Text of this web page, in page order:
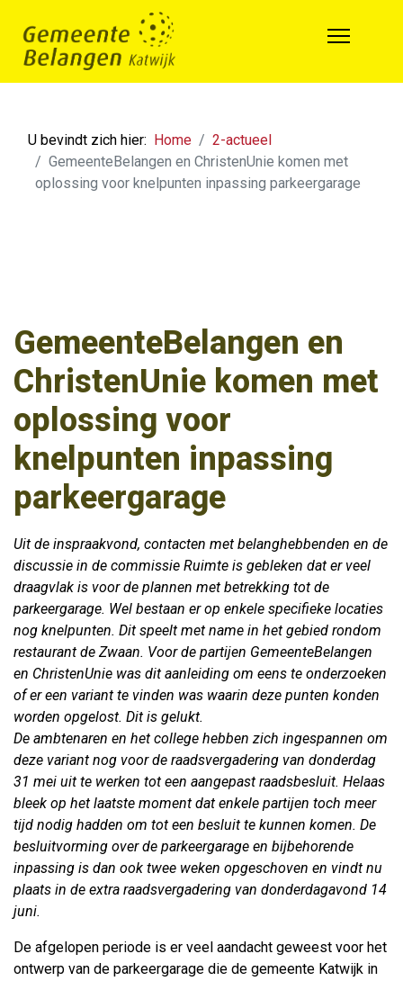
U bevindt zich hier: Home
2-actueel
GemeenteBelangen en ChristenUnie komen met
oplossing voor knelpunten inpassing parkeergarage
GemeenteBelangen en
ChristenUnie komen met
oplossing voor
knelpunten inpassing
parkeergarage
Uit de inspraakvond, contacten met belanghebbenden en de
discussie in de commissie Ruimte is gebleken dat er veel
draagvlak is voor de plannen met betrekking tot de
parkeergarage. Wel bestaan er op enkele specifieke locaties
nog knelpunten. Dit speelt met name in het gebied rondom
restaurant de Zwaan. Voor de partijen GemeenteBelangen
en ChristenUnie was dit aanleiding om eens te onderzoeken
of er een variant te vinden was waarin deze punten konden
worden opgelost. Dit is gelukt.
De ambtenaren en het college hebben zich ingespannen om
deze variant nog voor de raadsvergadering van donderdag
31 mei uit te werken tot een aangepast raadsbesluit. Helaas
bleek op het laatste moment dat enkele partijen toch meer
tijd nodig hadden om tot een besluit te kunnen komen. De
besluitvorming over de parkeergarage en bijbehorende
inpassing is dan ook twee weken opgeschoven en vindt nu
plaats in de extra raadsvergadering van donderdagavond 14
juni.
De afgelopen periode is er veel aandacht geweest voor het
ontwerp van de parkeergarage die de gemeente Katwijk in